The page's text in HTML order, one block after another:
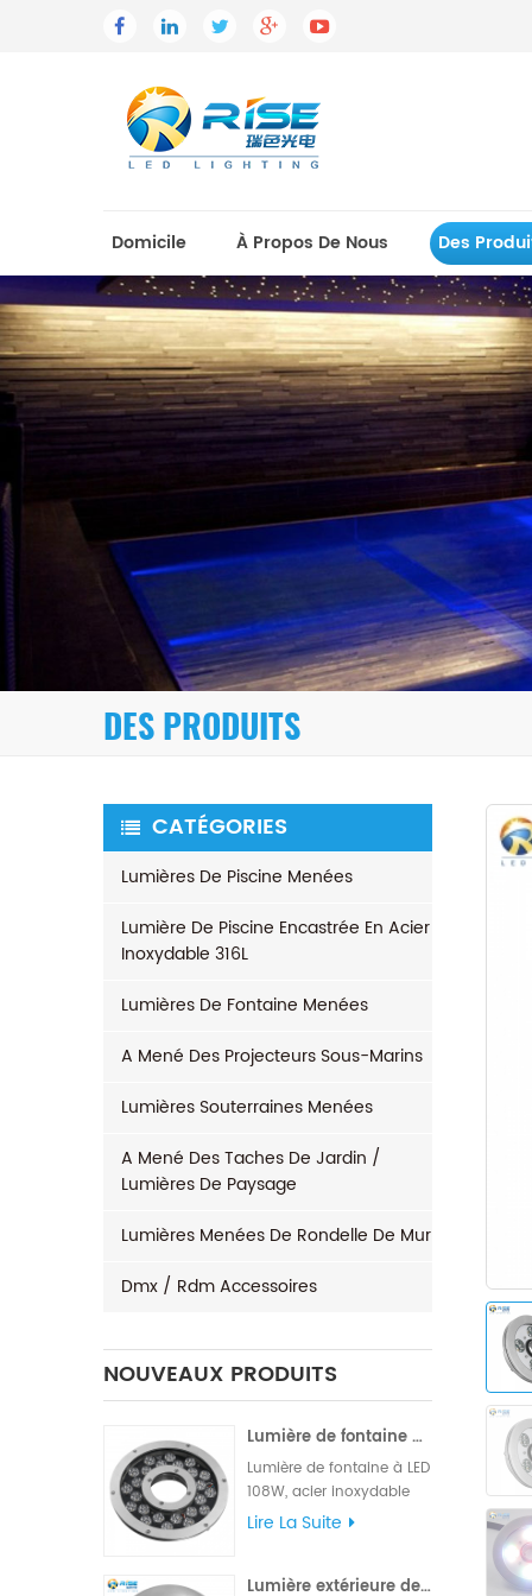
Domicile À Propos De Nous Des
DES PRODUITS
CATÉGORIES
Lumières De Piscine Menées
Lumière De Piscine Encastrée En Acier
Inoxydable 316L
Lumières De Fontaine Menées
A Mené Des Projecteurs Sous-Marins
Lumières Souterraines Menées
A Mené Des Taches De Jardin /
Lumières De Paysage
Lumières Menées De Rondelle De Mur
Dmx / Rdm Accessoires
NOUVEAUX PRODUITS
Lumière de fontaine à LED étanche 96x3W 120W
Lumière de fontaine à LED
108W, acier inoxydable
316L de haute qualité
Edison ou Epistar, fournie
Lire La Suite
Lumière extérieure de piscine de 24W 316L IP68 LED d'acier inoxydable